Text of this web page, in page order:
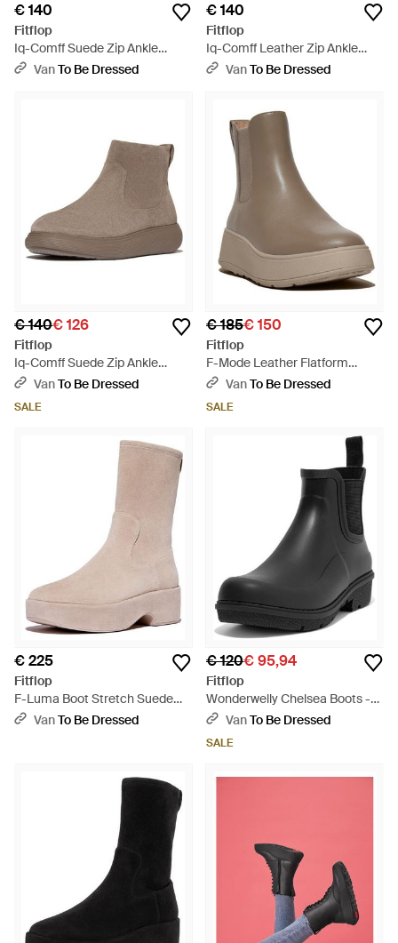
€ 140
Fitflop
Iq-Comff Suede Zip Ankle
Boots - Zwart
VanTo Be Dressed
€ 140
Fitflop
Iq-Comff Leather Zip Ankle
Boots - Bruin
VanTo Be Dressed
€ 140€ 126
Fitflop
Iq-Comff Suede Zip Ankle
Boots - Bruin
VanTo Be Dressed
SALE
€ 185€ 150
Fitflop
F-Mode Leather Flatform
Chelsea Boots - Bruin
VanTo Be Dressed
SALE
€ 225
Fitflop
F-Luma Boot Stretch Suede
(Wrapped) - Naturel
VanTo Be Dressed
€ 120€ 95,94
Fitflop
Wonderwelly Chelsea Boots -
Zwart
VanTo Be Dressed
SALE